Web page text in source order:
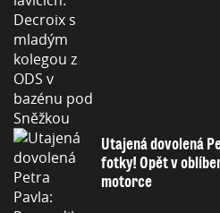
Utajená dovolená
fotky! Opět v
motorce